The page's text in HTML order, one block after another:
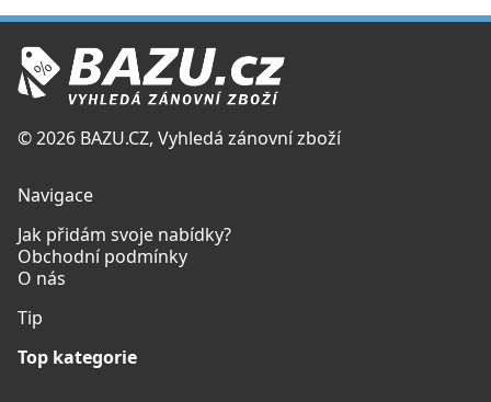
© 2026 BAZU.CZ, Vyhledá zánovní zboží
Navigace
Jak přidám svoje nabídky?
Obchodní podmínky
O nás
Tip
Top kategorie